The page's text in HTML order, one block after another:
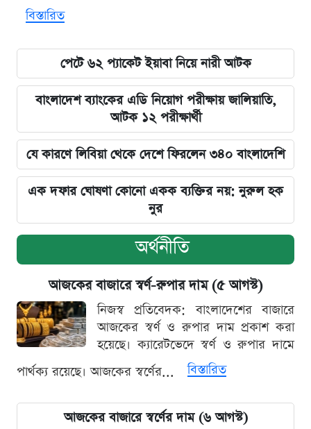
বিস্তারিত
পেটে ৬২ প্যাকেট ইয়াবা নিয়ে নারী আটক
বাংলাদেশ ব্যাংকের এডি নিয়োগ পরীক্ষায় জালিয়াতি,
আটক ১২ পরীক্ষার্থী
যে কারণে লিবিয়া থেকে দেশে ফিরলেন ৩৪০ বাংলাদেশি
এক দফার ঘোষণা কোনো একক ব্যক্তির নয়: নুরুল হক
নুর
অর্থনীতি
আজকের বাজারে স্বর্ণ-রুপার দাম (৫ আগস্ট)
নিজস্ব প্রতিবেদক: বাংলাদেশের বাজারে
আজকের স্বর্ণ ও রুপার দাম প্রকাশ করা
হয়েছে। ক্যারেটভেদে স্বর্ণ ও রুপার দামে
পার্থক্য রয়েছে। আজকের স্বর্ণের...
বিস্তারিত
আজকের বাজারে স্বর্ণের দাম (৬ আগস্ট)